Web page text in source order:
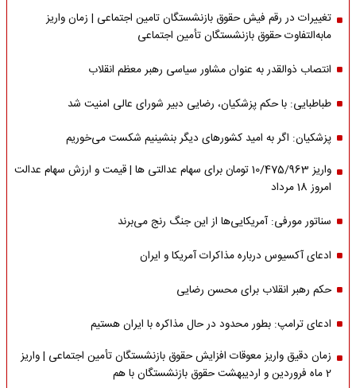
تغییرات در رقم فیش حقوق بازنشستگان تامین اجتماعی | زمان واریز
مابه‌التفاوت حقوق بازنشستگان تأمین اجتماعی
انتصاب ذوالقدر به عنوان مشاور سیاسی رهبر معظم انقلاب
طباطبایی: با حکم پزشکیان، رضایی دبیر شورای عالی امنیت شد
پزشکیان: اگر به امید کشورهای دیگر بنشینیم شکست می‌خوریم
واریز 10/475/963 تومان برای سهام عدالتی ها | قیمت و ارزش سهام عدالت
امروز 18 مرداد
سناتور مورفی: آمریکایی‌ها از این جنگ رنج می‌برند
ادعای آکسیوس درباره مذاکرات آمریکا و ایران
حکم رهبر انقلاب برای محسن رضایی
ادعای ترامپ: بطور محدود در حال مذاکره با ایران هستیم
زمان دقیق واریز معوقات افزایش حقوق بازنشستگان تأمین اجتماعی | واریز
2 ماه فروردین و اردیبهشت حقوق بازنشستگان با هم